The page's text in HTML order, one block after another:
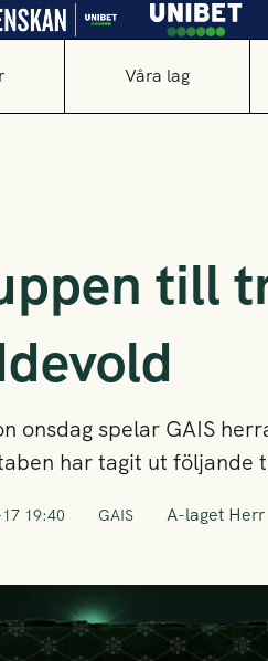
Våra lag
till
onsdag spelar GAIS
har tagit ut följande
19:40 GAIS A-laget Herr